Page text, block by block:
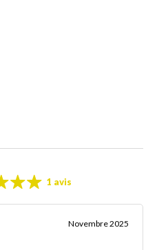
1 avis
Novembre 2025